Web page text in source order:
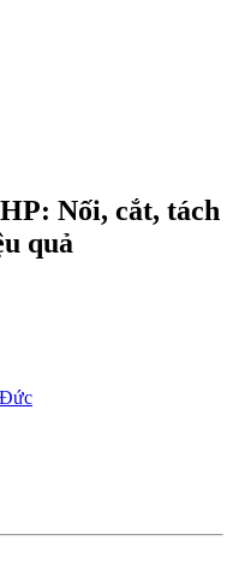
Nối, cắt, tách
quả